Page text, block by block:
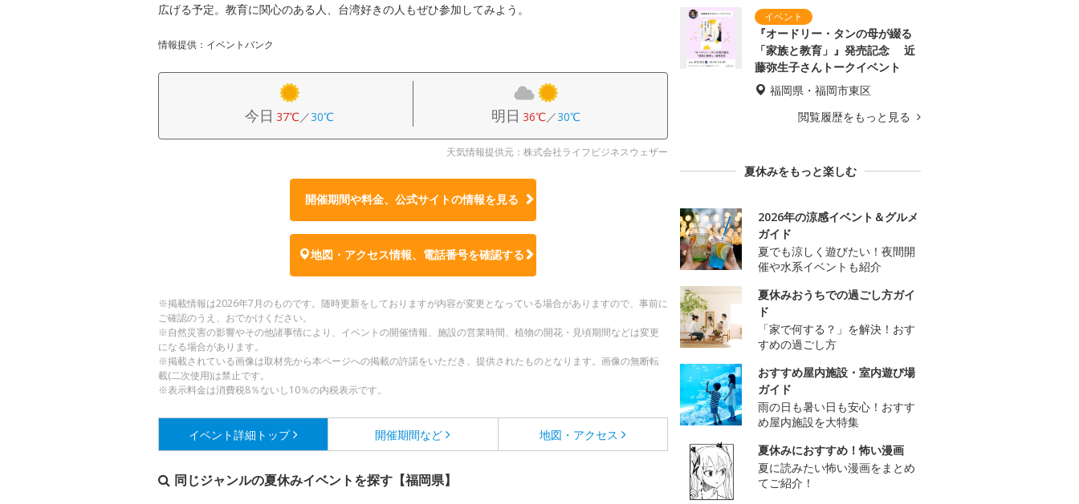
広げる予定。教育に関心のある人、台湾好きの人もぜひ参加してみよう。
情報提供：イベントバンク
今日 37℃／30℃ 明日 36℃／30℃
天気情報提供元：株式会社ライフビジネスウェザー
開催期間や料金、公式サイトの情報を見る
地図・アクセス情報、電話番号を確認する
※掲載情報は2026年7月のものです。随時更新をしておりますが内容が変更となっている場合がありますので、事前に
ご確認のうえ、おでかけください。
※自然災害の影響やその他諸事情により、イベントの開催情報、施設の営業時間、植物の開花・見頃期間などは変更
になる場合があります。
※掲載されている画像は取材先から本ページへの掲載の許諾をいただき、提供されたものとなります。画像の無断転
載(二次使用)は禁止です。
※表示料金は消費税8％ないし10％の内税表示です。
イベント詳細 トップ 開催期間など 地図・アクセス
同じジャンルの夏休みイベントを探す【福岡県】
『オードリー・タンの母が綴る
「家族と教育」』発売記念 近
藤弥生子さんトークイベント
福岡県・福岡市東区
閲覧履歴をもっと見る
夏休みをもっと楽しむ
2026年の涼感イベント＆グルメ
ガイド
夏でも涼しく遊びたい！夜間開
催や水系イベントも紹介
夏休みおうちでの過ごし方ガイ
ド
「家で何する？」を解決！おす
すめの過ごし方
おすすめ屋内施設・室内遊び場
ガイド
雨の日も暑い日も安心！おすす
め屋内施設を大特集
夏休みにおすすめ！怖い漫画
夏に読みたい怖い漫画をまとめ
てご紹介！